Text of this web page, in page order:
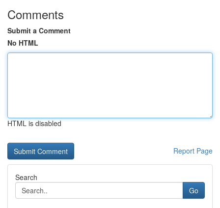
Comments
Submit a Comment
No HTML
HTML is disabled
Report Page
Search
Go